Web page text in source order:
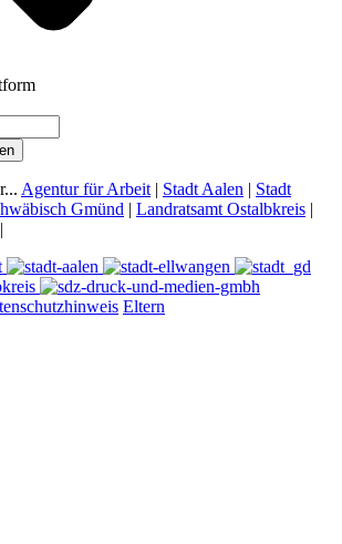
Agentur für Arbeit | Stadt Aalen | Stadt
Gmünd | Landratsamt Ostalbkreis |
|
Eltern